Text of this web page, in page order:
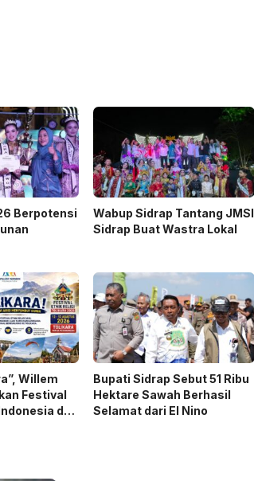
Berpotensi
Wabup Sidrap Tantang JMSI
Sidrap Buat Wastra Lokal
Willem
Festival
dan
Bupati Sidrap Sebut 51 Ribu
Hektare Sawah Berhasil
Selamat dari El Nino